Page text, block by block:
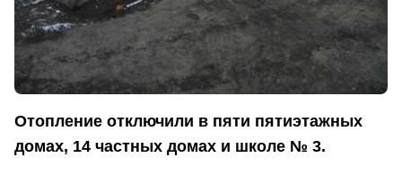
Отопление отключили в пяти пятиэтажных
домах, 14 частных домах и школе № 3.